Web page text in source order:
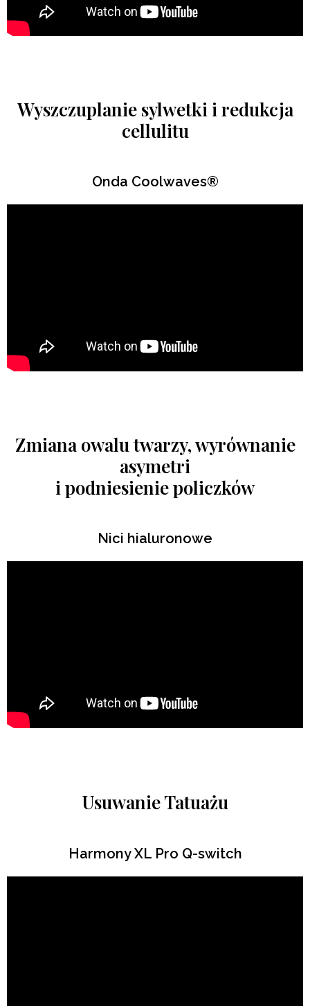
Wyszczuplanie sylwetki i redukcja
cellulitu
Onda Coolwaves®
Zmiana owalu twarzy, wyrównanie
asymetri
i podniesienie policzków
Nici hialuronowe
Usuwanie Tatuażu
Harmony XL Pro Q-switch